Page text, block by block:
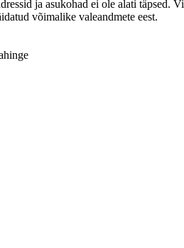
ja asukohad ei ole alati täpsed.
võimalike valeandmete eest.